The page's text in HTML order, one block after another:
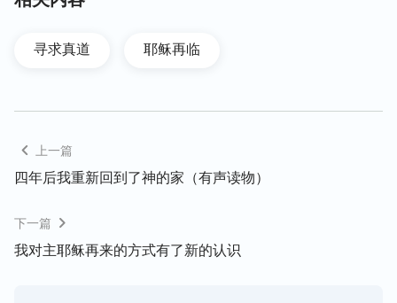
在，我爸肯定会让我听他们的交通，我不想听，我害
话音刚落，他朋友就骑着摩托车来我家玩，丈夫硬让
他的朋友把我带上到了我爸家。
我头重脚轻地下了摩托车，晕晕沉沉地走进院子，头
疼得像要爆炸一样，我妈得知我被人头蜂蜇了吓了一
跳，那个三十岁左右的弟兄连忙进屋拿出他的红花油
寻求真道 耶稣再临
上一篇
四年后我重新回到了神的家（有声读物）
下一篇
我对主耶稣再来的方式有了新的认识